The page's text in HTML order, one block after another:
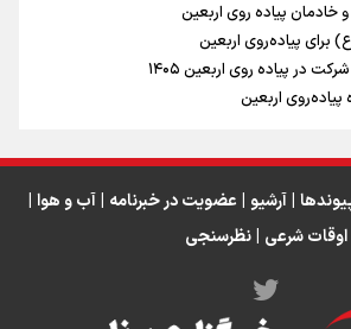
فاصله مرز شلمچه تا شهرهای زیارتی
پیاده‌روی اربعین
| آرشیو | عضویت در خبرنامه | آب و هوا |
اوقات شرعی | نظرسنجی